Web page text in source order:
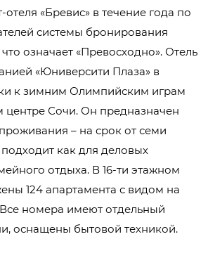
отеля «Бревис» в течение года по
системы бронирования
что означает «Превосходно». Отель
«Юниверсити Плаза» в
к зимним Олимпийским играм
центре Сочи. Он предназначен
– на срок от семи
как для деловых
отдыха. В 16-ти этажном
124 апартамента с видом на
номера имеют отдельный
оснащены бытовой техникой.